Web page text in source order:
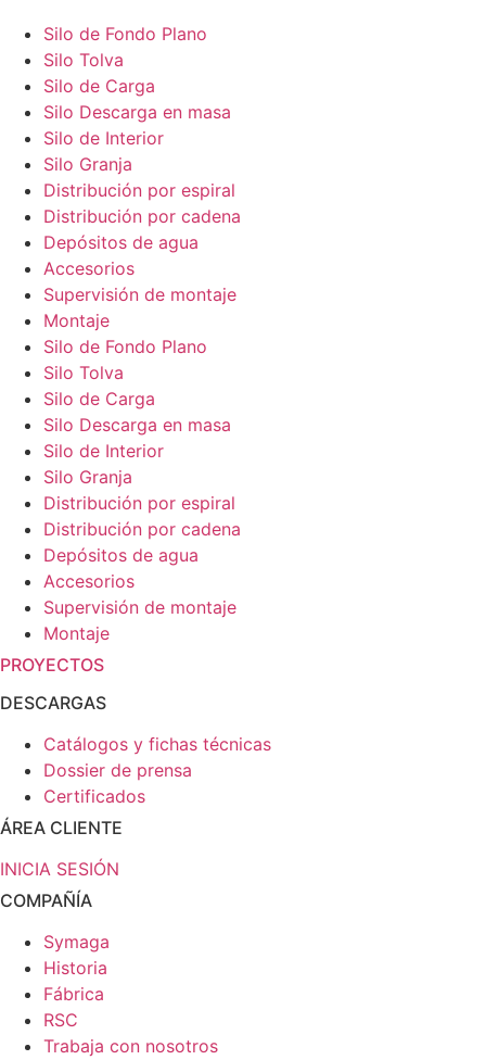
Silo de Fondo Plano
Silo Tolva
Silo de Carga
Silo Descarga en masa
Silo de Interior
Silo Granja
Distribución por espiral
Distribución por cadena
Depósitos de agua
Accesorios
Supervisión de montaje
Montaje
Silo de Fondo Plano
Silo Tolva
Silo de Carga
Silo Descarga en masa
Silo de Interior
Silo Granja
Distribución por espiral
Distribución por cadena
Depósitos de agua
Accesorios
Supervisión de montaje
Montaje
PROYECTOS
DESCARGAS
Catálogos y fichas técnicas
Dossier de prensa
Certificados
ÁREA CLIENTE
INICIA SESIÓN
COMPAÑÍA
Symaga
Historia
Fábrica
RSC
Trabaja con nosotros